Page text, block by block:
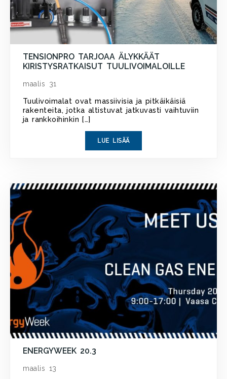
TENSIONPRO TARJOAA ÄLYKKÄÄT
KIRISTYSRATKAISUT TUULIVOIMALOILLE
maalis 31
Tuulivoimalat ovat massiivisia ja pitkäikäisiä
rakenteita, jotka altistuvat jatkuvasti vaihtuviin
ja rankkoihinkin […]
LUE LISÄÄ
ENERGYWEEK 20.3
maalis 13